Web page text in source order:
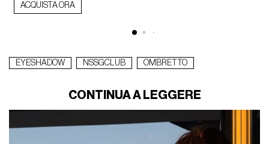
ACQUISTA ORA
EYESHADOW NSSGCLUB OMBRETTO
CONTINUA A LEGGERE